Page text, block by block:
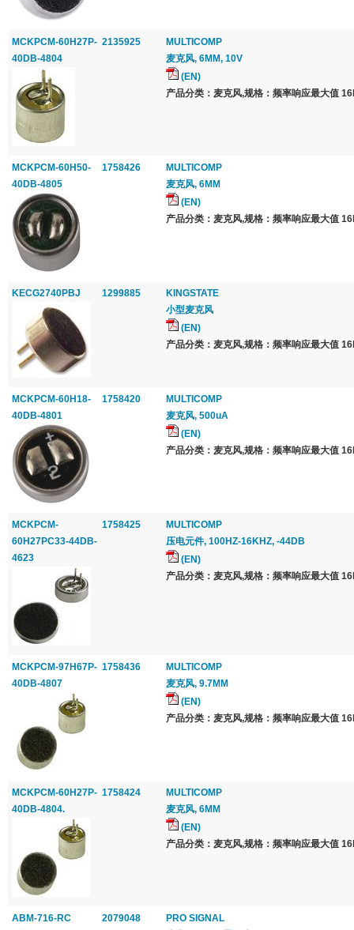
MCKPCM-60H27P-
40DB-4804
2135925
MULTICOMP
麦克风, 6MM, 10V
(EN)
产品分类：麦克风,规格：频率响应最大值
MCKPCM-60H50-
40DB-4805
1758426
MULTICOMP
麦克风, 6MM
(EN)
产品分类：麦克风,规格：频率响应最大值
KECG2740PBJ 1299885
KINGSTATE
小型麦克风
(EN)
产品分类：麦克风,规格：频率响应最大值
MCKPCM-60H18-
40DB-4801
1758420
MULTICOMP
麦克风, 500uA
(EN)
产品分类：麦克风,规格：频率响应最大值
MCKPCM-
60H27PC33-44DB-
4623
1758425
MULTICOMP
压电元件, 100HZ-16KHZ, -44DB
(EN)
产品分类：麦克风,规格：频率响应最大值
MCKPCM-97H67P-
40DB-4807
1758436
MULTICOMP
麦克风, 9.7MM
(EN)
产品分类：麦克风,规格：频率响应最大值
MCKPCM-60H27P-
40DB-4804.
1758424
MULTICOMP
麦克风, 6MM
(EN)
产品分类：麦克风,规格：频率响应最大值
ABM-716-RC 2079048
PRO SIGNAL